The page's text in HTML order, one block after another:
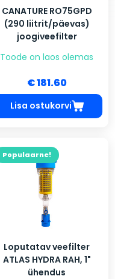
CANATURE RO75GPD
(290 liitrit/päevas)
joogiveefilter
Toode on laos olemas
€ 181.60
Lisa ostukorvi
Populaarne!
Loputatav veefilter
ATLAS HYDRA RAH, 1"
ühendus